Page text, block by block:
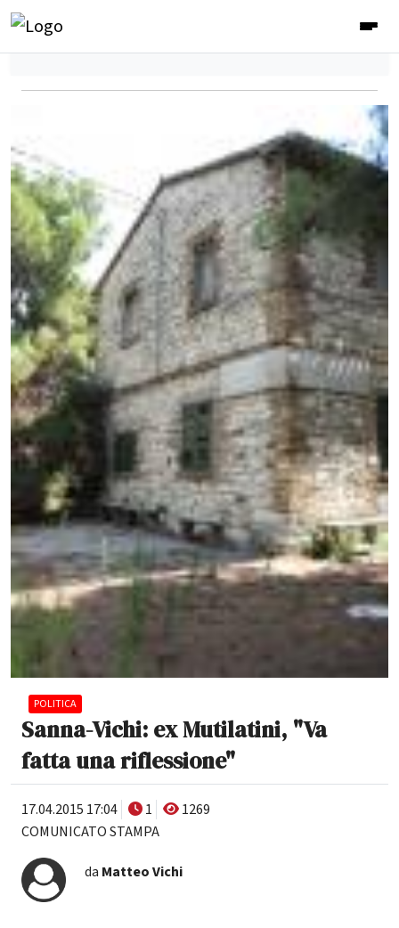
POLITICA
Sanna-Vichi: ex Mutilatini, "Va
fatta una riflessione"
17.04.2015 17:04 1
1269
COMUNICATO STAMPA
da Matteo Vichi